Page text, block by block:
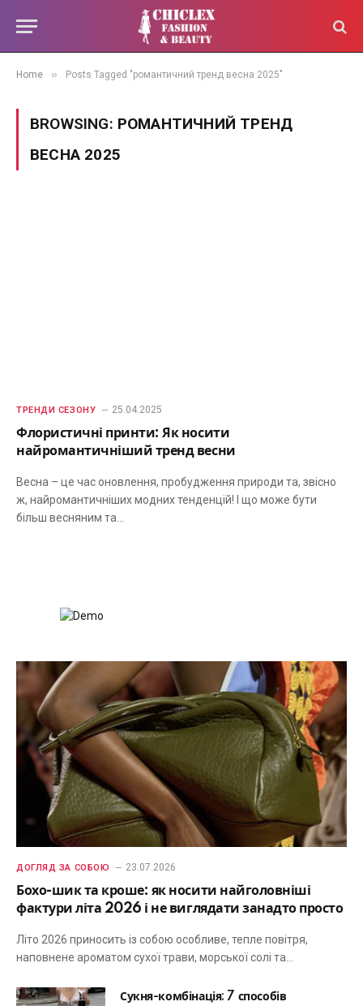
Home » Posts Tagged "романтичний тренд весна 2025"
BROWSING: РОМАНТИЧНИЙ ТРЕНД
ВЕСНА 2025
ТРЕНДИ СЕЗОНУ 25.04.2025
Флористичні принти: Як носити
найромантичніший тренд весни
Весна – це час оновлення, пробудження природи та, звісно
ж, найромантичніших модних тенденцій! І що може бути
більш весняним та…
ДОГЛЯД ЗА СОБОЮ 23.07.2026
Бохо-шик та кроше: як носити найголовніші
фактури літа 2026 і не виглядати занадто просто
Літо 2026 приносить із собою особливе, тепле повітря,
наповнене ароматом сухої трави, морської солі та…
Сукня-комбінація: 7 способів